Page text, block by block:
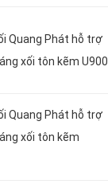
Quang Phát hỗ trợ
xối tôn kẽm U900
Quang Phát hỗ trợ
xối tôn kẽm